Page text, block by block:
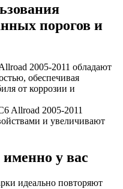
порогов и
2005-2011 обладают
обеспечивая
от коррозии и
Allroad 2005-2011
и увеличивают
у вас
идеально повторяют